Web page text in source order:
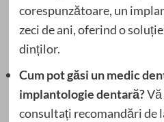
corespunzătoare, un
zeci de ani, oferind o
dinților.
Cum pot găsi un medic
implantologie dentară?Vă
consultați recomandări de